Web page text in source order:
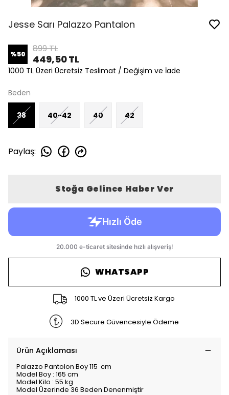
Jesse Sarı Palazzo Pantalon
%50 899 TL
449,50 TL
1000 TL Üzeri Ücretsiz Teslimat / Değişim ve İade
Beden
38 40-42 40 42
Paylaş:
Stoğa Gelince Haber Ver
WHATSAPP
1000 TL ve Üzeri Ücretsiz Kargo
3D Secure Güvencesiyle Ödeme
Ürün Açıklaması
Palazzo Pantolon Boy 115 cm
Model Boy : 165 cm
Model Kilo : 55 kg
Model Üzerinde 36 Beden Denenmiştir